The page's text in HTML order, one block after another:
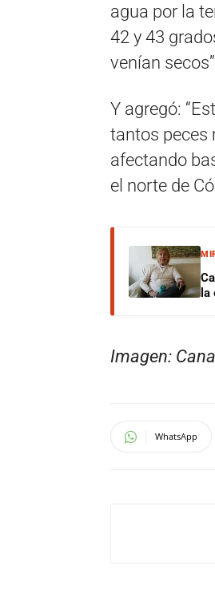
agua por la
42 y 43
venían
Y agregó:
tantos peces
afectando
el norte de
Imagen:
WhatsApp